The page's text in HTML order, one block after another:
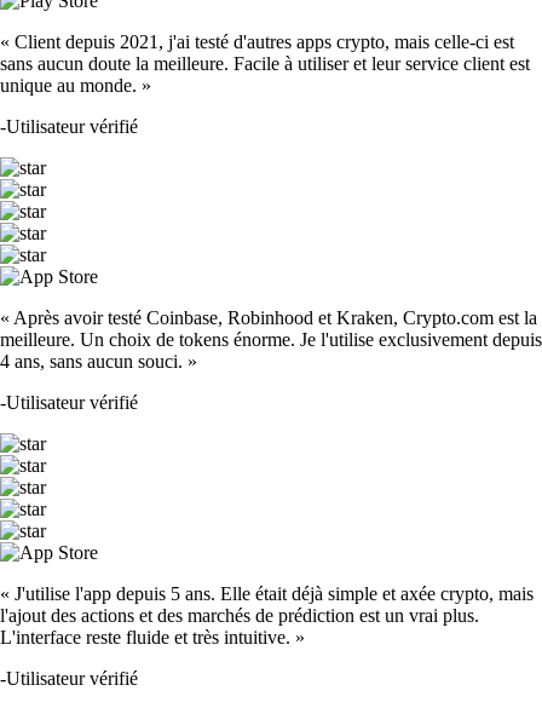
« Client depuis 2021, j'ai testé d'autres apps crypto, mais celle-ci est
sans aucun doute la meilleure. Facile à utiliser et leur service client est
unique au monde. »
-Utilisateur vérifié
« Après avoir testé Coinbase, Robinhood et Kraken, Crypto.com est la
meilleure. Un choix de tokens énorme. Je l'utilise exclusivement depuis
4 ans, sans aucun souci. »
-Utilisateur vérifié
« J'utilise l'app depuis 5 ans. Elle était déjà simple et axée crypto, mais
l'ajout des actions et des marchés de prédiction est un vrai plus.
L'interface reste fluide et très intuitive. »
-Utilisateur vérifié